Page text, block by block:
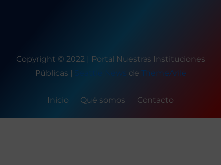
Copyright © 2022 | Portal Nuestras Instituciones
Públicas
Seattle News de ThemeArile
Inicio Qué somos Contacto